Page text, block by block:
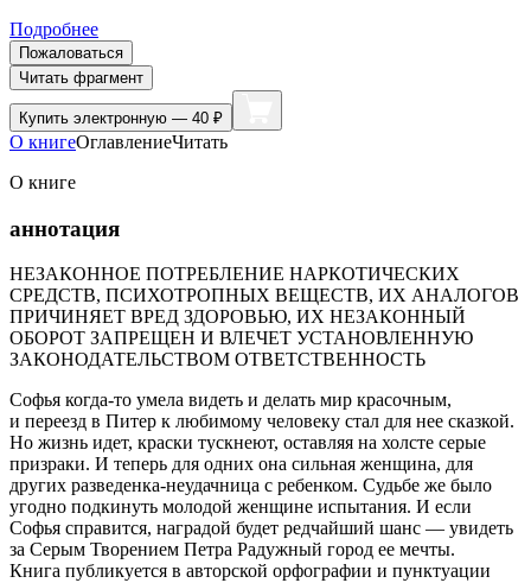
Подробнее
Пожаловаться
Читать фрагмент
Купить электронную — 40 ₽
О книгеОглавлениеЧитать
О книге
аннотация
НЕЗАКОННОЕ ПОТРЕБЛЕНИЕ НАРКОТИЧЕСКИХ
СРЕДСТВ, ПСИХОТРОПНЫХ ВЕЩЕСТВ, ИХ АНАЛОГОВ
ПРИЧИНЯЕТ ВРЕД ЗДОРОВЬЮ, ИХ НЕЗАКОННЫЙ
ОБОРОТ ЗАПРЕЩЕН И ВЛЕЧЕТ УСТАНОВЛЕННУЮ
ЗАКОНОДАТЕЛЬСТВОМ ОТВЕТСТВЕННОСТЬ
Софья когда-то умела видеть и делать мир красочным,
и переезд в Питер к любимому человеку стал для нее сказкой.
Но жизнь идет, краски тускнеют, оставляя на холсте серые
призраки. И теперь для одних она сильная женщина, для
других разведенка-неудачница с ребенком. Судьбе же было
угодно подкинуть молодой женщине испытания. И если
Софья справится, наградой будет редчайший шанс — увидеть
за Серым Творением Петра Радужный город ее мечты.
Книга публикуется в авторской орфографии и пунктуации